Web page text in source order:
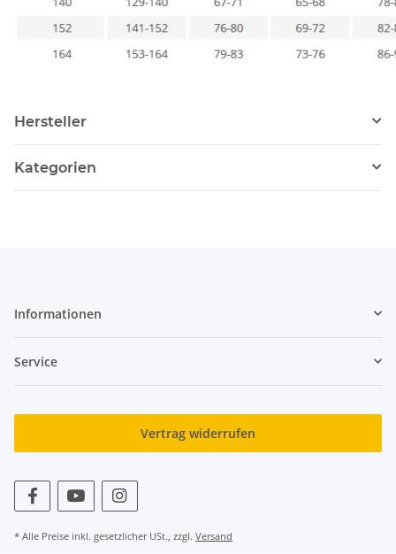
Hersteller
Kategorien
Informationen
Service
Vertrag widerrufen
* Alle Preise inkl. gesetzlicher USt., zzgl. Versand